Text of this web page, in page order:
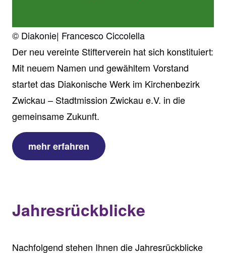
Der neu vereinte Stifterverein hat sich konstituiert:
Mit neuem Namen und gewähltem Vorstand
startet das Diakonische Werk im Kirchenbezirk
Zwickau – Stadtmission Zwickau e.V. in die
gemeinsame Zukunft.
mehr erfahren
© Diakonie| Francesco Ciccolella
Jahresrückblicke
Nachfolgend stehen Ihnen die Jahresrückblicke